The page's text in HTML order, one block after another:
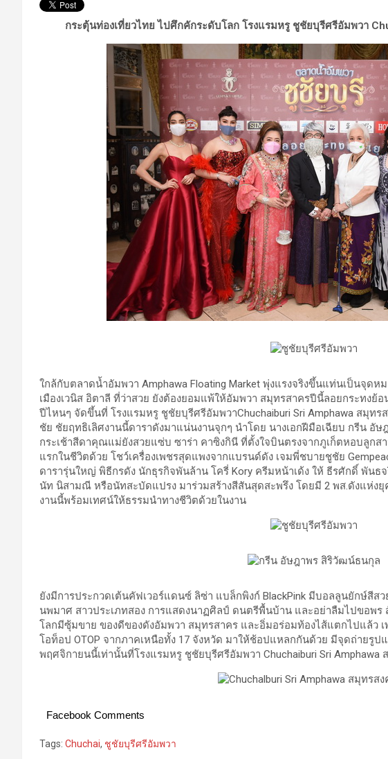
กระตุ้นท่องเที่ยวไทย ไปศึกคักระดับโลก โรงแรมหรู ชูชัยบุรีศรีอัมพวา
ใกล้กับตลาดน้ำอัมพวา Amphawa Floating Market พุ่งแรงจริงขึ้นแท่นเป็นจุด
เมืองเวนิส อิตาลี ที่ว่าสวย ยังต้องยอมแพ้ให้อัมพวา สมุทรสาครปีนี้ลอยกระทงย้
ปีไหนๆ จัดขึ้นที่ โรงแรมหรู ชูชัยบุรีศรีอัมพวาChuchaiburi Sri Amphawa สมุท
ชัย ชัยฤทธิเลิศงานนี้ดาราดังมาแน่นงานจุกๆ นำโดย นางเอกฝีมือเฉียบ กรีน อั
กระเช้าสีดาคุณแม่ยังสวยแซ่บ ซาร่า คาซิงกินี ที่ตั้งใจบินตรงจากภูเก็ตหอบลูกส
แรกในชีวิตด้วย โชว์เครื่องเพชรสุดแพงจากแบรนด์ดัง เจมพี่ชบายชูชัย
ดารารุ่นใหญ่ พิธีกรดัง นักธุรกิจพันล้าน โครี่ Kory ครีมหน้าเด้ง ให้ ธีรศักดิ์ พันธ
นัท นิสามณี หรือนัทสะบัดแปรง มาร่วมสร้างสีสันสุดสะพรึง โดยมี 2 พส.ดังแห่ง
งานนี้พร้อมเทศน์ให้ธรรมนำทางชีวิตด้วยในงาน
ยังมีการประกวดเต้นคัฟเวอร์แดนซ์ ลิซ่า แบล็กพิงก์ BlackPink มีบอลลูนยักษ์สีส
นพมาศ สาวประเภทสอง การแสดงนาฏศิลป์ ดนตรีพื้นบ้าน และอย่าลืมไปขอพร
โลกมีซุ้มขาย ของดีของดังอัมพวา สมุทรสาคร และอิ่มอร่อมท้องไส้แตกไปแล้ว
โอท็อป OTOP จากภาคเหนือทั้ง 17 จังหวัด มาให้ช้อปแหลกกันด้วย มีจุดถ่ายรูป
พฤศจิกายนนี้เท่านั้นที่โรงแรมหรู ชูชัยบุรีศรีอัมพวา Chuchaiburi Sri Amphawa
Facebook Comments
Tags: Chuchai, ชูชัยบุรีศรีอัมพวา